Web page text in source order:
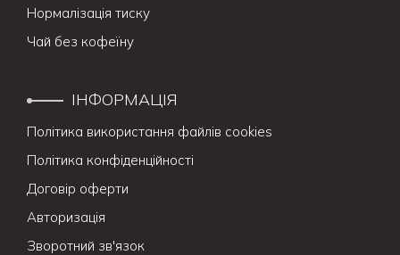
Нормалізація тиску
Чай без кофеїну
ІНФОРМАЦІЯ
Політика використання файлів cookies
Політика конфіденційності
Договір оферти
Авторизація
Зворотний зв'язок